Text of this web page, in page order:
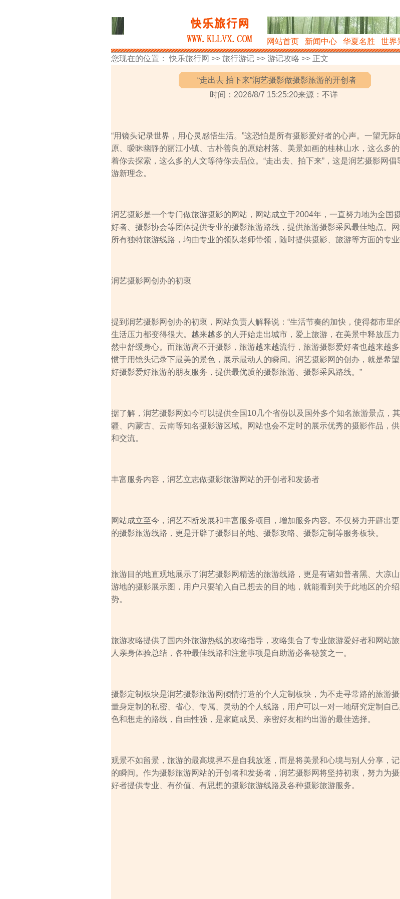
网站首页 新闻中心 华夏名胜 世界
您现在的位置：快乐旅行网 >> 旅行游记 >> 游记攻略 >> 正文
“走出去 拍下来”润艺摄影做摄影旅游的开创者
时间：2026/8/7 15:25:20来源：不详
“用镜头记录世界，用心灵感悟生活。”这恐怕是所有摄影爱好者的心声。一望无际
原、暧昧幽静的丽江小镇、古朴善良的原始村落、美景如画的桂林山水，这么多
着你去探索，这么多的人文等待你去品位。“走出去、拍下来”，这是润艺摄影网倡
游新理念。
润艺摄影是一个专门做旅游摄影的网站，网站成立于2004年，一直努力地为全国
好者、摄影协会等团体提供专业的摄影旅游路线，提供旅游摄影采风最佳地点。
所有独特旅游线路，均由专业的领队老师带领，随时提供摄影、旅游等方面的专业
润艺摄影网创办的初衷
提到润艺摄影网创办的初衷，网站负责人解释说：“生活节奏的加快，使得都市里
生活压力都变得很大。越来越多的人开始走出城市，爱上旅游，在美景中释放压
然中舒缓身心。而旅游离不开摄影，旅游越来越流行，旅游摄影爱好者也越来越
惯于用镜头记录下最美的景色，展示最动人的瞬间。润艺摄影网的创办，就是希
好摄影爱好旅游的朋友服务，提供最优质的摄影旅游、摄影采风路线。”
据了解，润艺摄影网如今可以提供全国10几个省份以及国外多个知名旅游景点，
疆、内蒙古、云南等知名摄影游区域。网站也会不定时的展示优秀的摄影作品，
和交流。
丰富服务内容，润艺立志做摄影旅游网站的开创者和发扬者
网站成立至今，润艺不断发展和丰富服务项目，增加服务内容。不仅努力开辟出
的摄影旅游线路，更是开辟了摄影目的地、摄影攻略、摄影定制等服务板块。
旅游目的地直观地展示了润艺摄影网精选的旅游线路，更是有诸如普者黑、大凉
游地的摄影展示图，用户只要输入自己想去的目的地，就能看到关于此地区的介
势。
旅游攻略提供了国内外旅游热线的攻略指导，攻略集合了专业旅游爱好者和网站
人亲身体验总结，各种最佳线路和注意事项是自助游必备秘笈之一。
摄影定制板块是润艺摄影旅游网倾情打造的个人定制板块，为不走寻常路的旅游
量身定制的私密、省心、专属、灵动的个人线路，用户可以一对一地研究定制自
色和想走的路线，自由性强，是家庭成员、亲密好友相约出游的最佳选择。
观景不如留景，旅游的最高境界不是自我放逐，而是将美景和心境与别人分享，
的瞬间。作为摄影旅游网站的开创者和发扬者，润艺摄影网将坚持初衷，努力为
好者提供专业、有价值、有思想的摄影旅游线路及各种摄影旅游服务。